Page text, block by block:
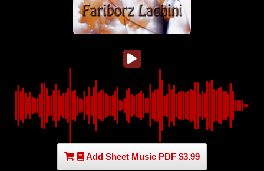
Add Sheet Music PDF $3.99